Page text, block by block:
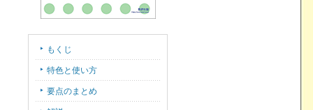
もくじ
特色と使い方
要点のまとめ